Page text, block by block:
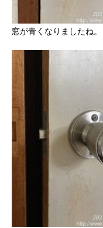
窓が青くなりましたね。